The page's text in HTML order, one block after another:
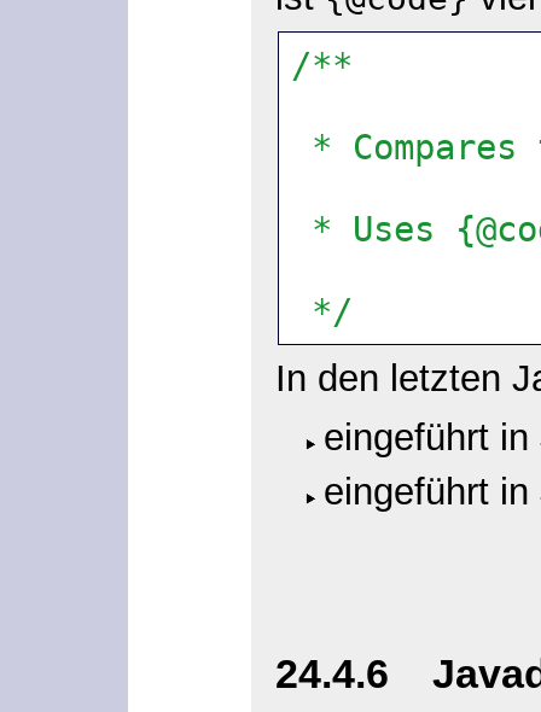
/**
*
* Uses
*/
In den letzten
eingeführt
eingeführt
24.4.6